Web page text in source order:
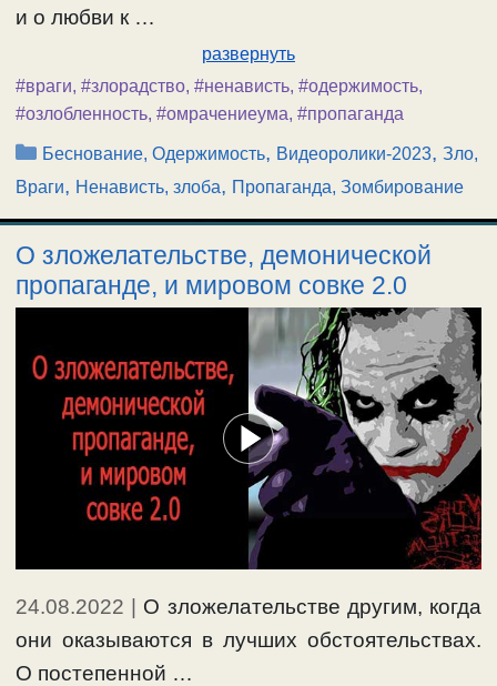
и о любви к …
развернуть
#враги, #злорадство, #ненависть, #одержимость,
#озлобленность, #омрачениеума, #пропаганда
Рубрики
Беснование, Одержимость, Видеоролики-2023,Зло,
Враги, Ненависть, злоба, Пропаганда, Зомбирование
О зложелательстве, демонической
пропаганде, и мировом совке 2.0
24.08.2022 | О зложелательстве другим, когда
они оказываются в лучших обстоятельствах.
О постепенной …